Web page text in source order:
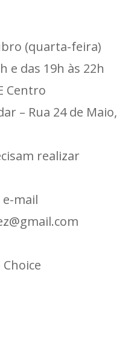
(quarta-feira)
e das 19h às 22h
Centro
– Rua 24 de Maio,
realizar
e-mail